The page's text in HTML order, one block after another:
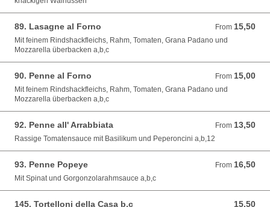
89. Lasagne al Forno From 15,50
From 15,50 EUR
Mit feinem Rindshackfleichs, Rahm, Tomaten, Grana Padano und
Mozzarella überbacken a,b,c
90. Penne al Forno From 15,00
From 15,00 EUR
Mit feinem Rindshackfleichs, Rahm, Tomaten, Grana Padano und
Mozzarella überbacken a,b,c
92. Penne all' Arrabbiata From 13,50
From 13,50 EUR
Rassige Tomatensauce mit Basilikum und Peperoncini a,b,12
93. Penne Popeye From 16,50
From 16,50 EUR
Mit Spinat und Gorgonzolarahmsauce a,b,c
145. Tortelloni della Casa b,c 15,50
15,50 EUR